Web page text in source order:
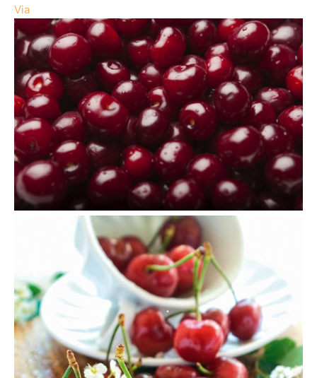
Via